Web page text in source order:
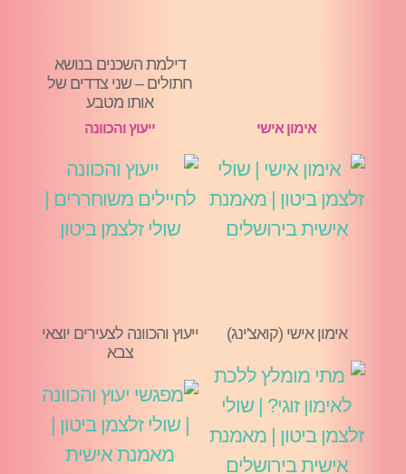
דילמת השכנים בנושא
חתולים – שני צדדים של
אותו מטבע
אימון אישי
אימון אישי (קואצ'ינג)
ייעוץ והכוונה
ייעוץ והכוונה לצעירים יוצאי
צבא